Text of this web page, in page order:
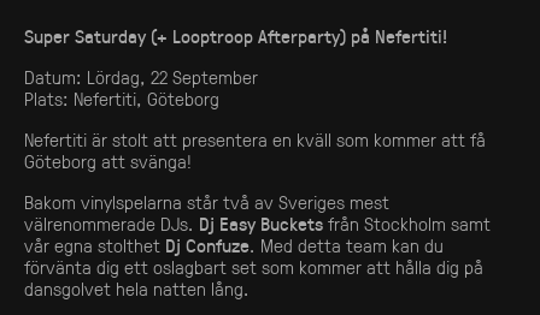
Super Saturday (+ Looptroop Afterparty) på Nefertiti!
Datum: Lördag, 22 September
Plats: Nefertiti, Göteborg
Nefertiti är stolt att presentera en kväll som kommer att få
Göteborg att svänga!
Bakom vinylspelarna står två av Sveriges mest
välrenommerade DJs. Dj Easy Bucketsfrån Stockholm samt
vår egna stolthet Dj Confuze. Med detta team kan du
förvänta dig ett oslagbart set som kommer att hålla dig på
dansgolvet hela natten lång.